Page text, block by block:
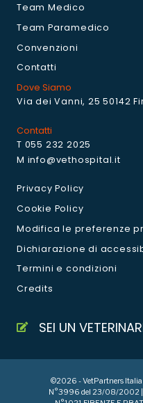
Team Medico
Team Paramedico
Convenzioni
Contatti
Dove Siamo
Via dei Vanni, 25 50142
Contatti
T 055 232 2025
M info@vethospital.it
Privacy Policy
Cookie Policy
Modifica le preferenze
Dichiarazione di
Termini e condizioni
Credits
SEI UN
©2026 - VetPartners Italia
N°3996 del 23/08/2002 |